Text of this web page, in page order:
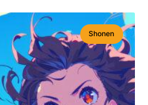
Shonen